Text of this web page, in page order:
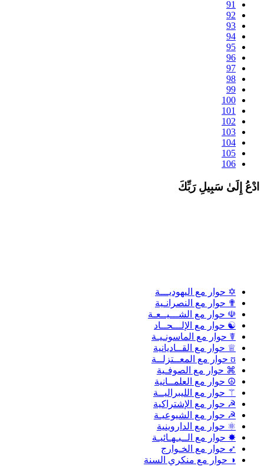
91
92
93
94
95
96
97
98
99
100
101
102
103
104
105
106
إِلَىٰ سَبِيلِ رَبِّكَ
✡ حوار مع اليهوديـــة
✟ حوار مع النصرانـية
☫ حوار مع الشـــيــعـة
☯ حوار مع الإلـــحــاد
☤ حوار مع الماسونـيـة
♕ حوار مع القــاديانية
ʊ حوار مع المعــتزلــة
⌘ حوار مع الصوفـية
☮ حوار مع العلمــانية
⚚ حوار مع الليبراليــة
☭ حوار مع الإشتراكية
☭ حوار مع الشيوعيـة
⚛ حوار مع الداروينية
✸ حوار مع الــبـهـائيـة
➶ حوار مع الخـوارج
◑ حوار مع منكري السنة